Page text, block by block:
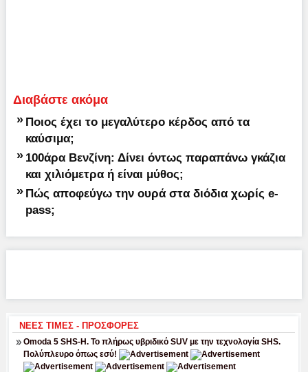
Διαβάστε ακόμα
» Ποιος έχει το μεγαλύτερο κέρδος από τα
καύσιμα;
» 100άρα Βενζίνη: Δίνει όντως παραπάνω γκάζια
και χιλιόμετρα ή είναι μύθος;
» Πώς αποφεύγω την ουρά στα διόδια χωρίς e-
pass;